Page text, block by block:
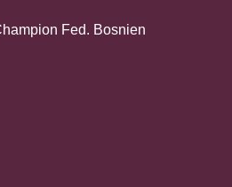
Fed. Bosnien